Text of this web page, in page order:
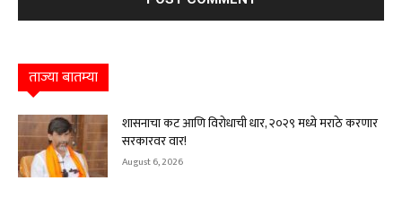
ताज्या बातम्या
शासनाचा कट आणि विरोधाची धार, २०२९ मध्ये मराठे करणार
सरकारवर वार!
August 6, 2026